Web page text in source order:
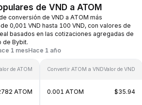
de VND a ATOM
conversión de VND a ATOM más
0,001 VND hasta 100 VND, con valores de
basados en las cotizaciones agregadas de
de Bybit.
1 mesHace 1 año
de ATOM
ATOM
Convertir ATOM a VNDValor de VND
0.001 ATOM $35.94